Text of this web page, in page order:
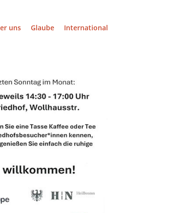
uns Glaube International